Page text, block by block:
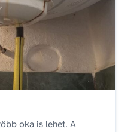
oka is lehet. A